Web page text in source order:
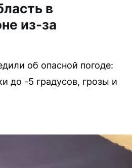
в
из-за
об опасной погоде:
до -5 градусов, грозы и